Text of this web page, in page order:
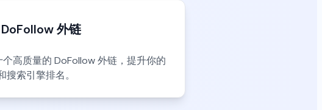
外链
高质量的 DoFollow 外链，提升你的
搜索引擎排名。